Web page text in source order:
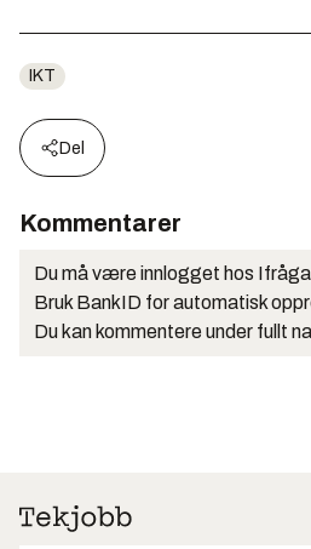
IKT
Del
Kommentarer
Du må være innlogget hos
Bruk BankID for automatisk
Du kan kommentere under fullt